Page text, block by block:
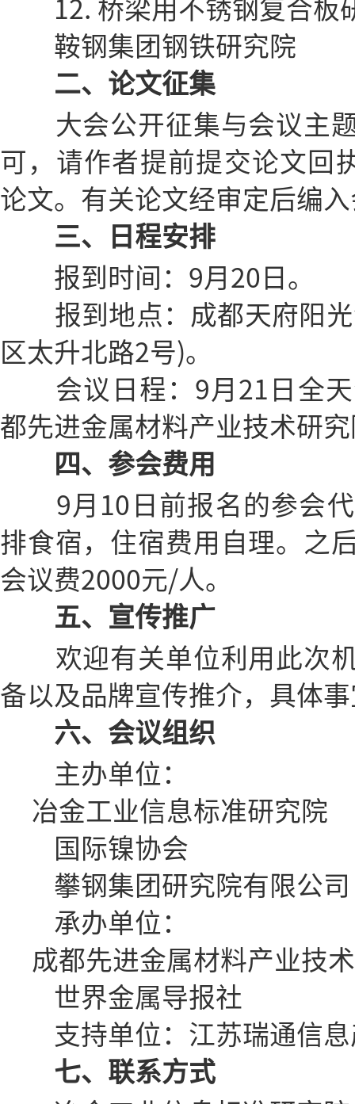
12. 桥梁用不锈钢复合板
鞍钢集团钢铁研究院
二、论文征集
大会公开征集与会议主题
可，请作者提前提交论文回
论文。有关论文经审定后编
三、日程安排
报到时间：9月20日。
报到地点：成都天府阳光
区太升北路2号)。
会议日程：9月21日全天
都先进金属材料产业技术研
四、参会费用
9月10日前报名的参会代
排食宿，住宿费用自理。之
会议费2000元/人。
五、宣传推广
欢迎有关单位利用此次机
备以及品牌宣传推介，具体
六、会议组织
主办单位：
冶金工业信息标准研究院
国际镍协会
攀钢集团研究院有限公司
承办单位：
成都先进金属材料产业技
世界金属导报社
支持单位：江苏瑞通信息
七、联系方式